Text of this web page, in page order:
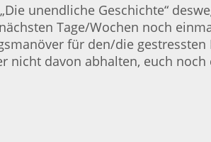
unendliche Geschichte“
Tage/Wochen noch
für den/die gestressten
nicht davon abhalten, euch